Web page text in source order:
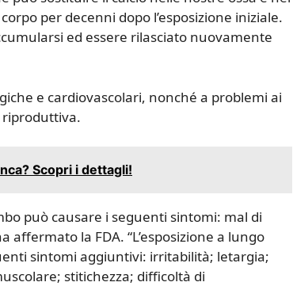
per decenni dopo l’esposizione iniziale.
ed essere rilasciato nuovamente
e cardiovascolari, nonché a problemi ai
riproduttiva.
Scopri i dettagli!
può causare i seguenti sintomi: mal di
la FDA. “L’esposizione a lungo
sintomi aggiuntivi: irritabilità; letargia;
stitichezza; difficoltà di